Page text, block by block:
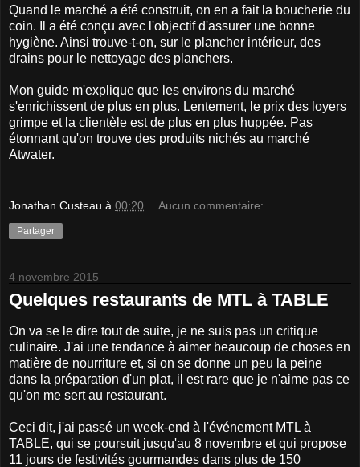
Quand le marché a été construit, on en a fait la boucherie du
coin. Il a été conçu avec l'objectif d'assurer une bonne
hygiène. Ainsi trouve-t-on, sur le plancher intérieur, des
drains pour le nettoyage des planchers.
Mon guide m'explique que les environs du marché
s'enrichissent de plus en plus. Lentement, le prix des loyers
grimpe et la clientèle est de plus en plus huppée. Pas
étonnant qu'on trouve des produits nichés au marché
Atwater.
Jonathan Custeau à 00:20 Aucun commentaire:
Partager
4 novembre 2015
Quelques restaurants de MTL à TABLE
On va se le dire tout de suite, je ne suis pas un critique
culinaire. J'ai une tendance à aimer beaucoup de choses en
matière de nourriture et, si on se donne un peu la peine
dans la préparation d'un plat, il est rare que je n'aime pas ce
qu'on me sert au restaurant.
Ceci dit, j'ai passé un week-end à l'événement MTL à
TABLE, qui se poursuit jusqu'au 8 novembre et qui propose
11 jours de festivités gourmandes dans plus de 150